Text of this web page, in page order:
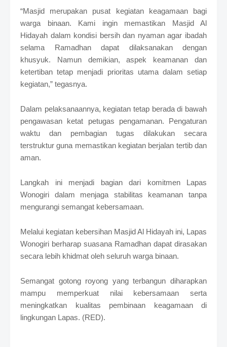
“Masjid merupakan pusat kegiatan keagamaan bagi
warga binaan. Kami ingin memastikan Masjid Al
Hidayah dalam kondisi bersih dan nyaman agar ibadah
selama Ramadhan dapat dilaksanakan dengan
khusyuk. Namun demikian, aspek keamanan dan
ketertiban tetap menjadi prioritas utama dalam setiap
kegiatan,” tegasnya.
Dalam pelaksanaannya, kegiatan tetap berada di bawah
pengawasan ketat petugas pengamanan. Pengaturan
waktu dan pembagian tugas dilakukan secara
terstruktur guna memastikan kegiatan berjalan tertib dan
aman.
Langkah ini menjadi bagian dari komitmen Lapas
Wonogiri dalam menjaga stabilitas keamanan tanpa
mengurangi semangat kebersamaan.
Melalui kegiatan kebersihan Masjid Al Hidayah ini, Lapas
Wonogiri berharap suasana Ramadhan dapat dirasakan
secara lebih khidmat oleh seluruh warga binaan.
Semangat gotong royong yang terbangun diharapkan
mampu memperkuat nilai kebersamaan serta
meningkatkan kualitas pembinaan keagamaan di
lingkungan Lapas. (RED).